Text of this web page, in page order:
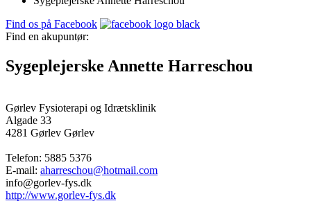
Find os på Facebook
Find en akupuntør:
Sygeplejerske Annette Harreschou
Gørlev Fysioterapi og Idrætsklinik
Algade 33
4281 Gørlev Gørlev
Telefon: 5885 5376
E-mail: aharreschou@hotmail.com
info@gorlev-fys.dk
http://www.gorlev-fys.dk